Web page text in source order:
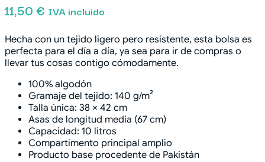
11,50€ IVA incluido
Hecha con un tejido ligero pero resistente, esta bolsa es
perfecta para el día a día, ya sea para ir de compras o
llevar tus cosas contigo cómodamente.
100% algodón
Gramaje del tejido: 140 g/m²
Talla única: 38 × 42 cm
Asas de longitud media (67 cm)
Capacidad: 10 litros
Compartimento principal amplio
Producto base procedente de Pakistán